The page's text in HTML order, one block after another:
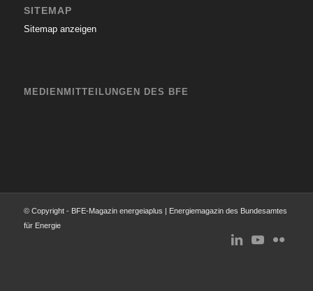
SITEMAP
Sitemap anzeigen
MEDIENMITTEILUNGEN DES BFE
© Copyright - BFE-Magazin energeiaplus | Energiemagazin des Bundesamtes
für Energie